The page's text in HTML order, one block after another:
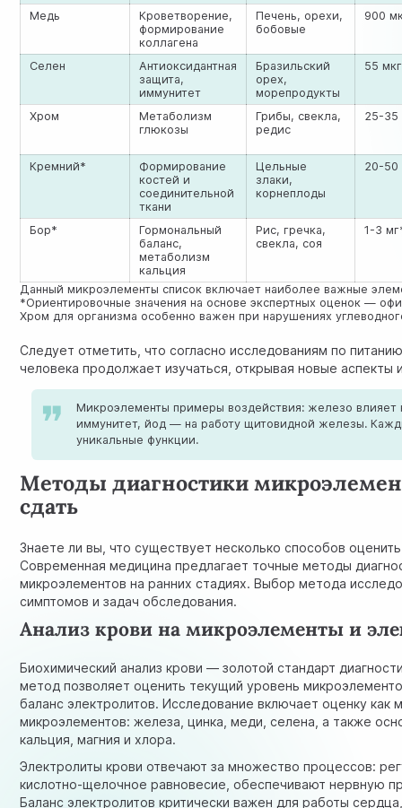
Медь
Кроветворение,
формирование
коллагена
Печень, орехи,
бобовые
900
Селен
Антиоксидантная
защита,
иммунитет
Бразильский
орех,
морепродукты
55 мкг
Хром
Метаболизм
глюкозы
Грибы, свекла,
редис
25-35
Кремний*
Формирование
костей и
соединительной
ткани
Цельные
злаки,
корнеплоды
20-50
Бор*
Гормональный
баланс,
метаболизм
кальция
Рис, гречка,
свекла, соя
1-3
Данный микроэлементы список включает наиболее важные
*Ориентировочные значения на основе экспертных оценок —
Хром для организма особенно важен при нарушениях
Следует отметить, что согласноисследованиям по
человека продолжает изучаться, открывая новые аспекты
Микроэлементы примеры воздействия: железо влияет
иммунитет, йод — на работу щитовидной железы.
уникальные функции.
Методы диагностики
сдать
Знаете ли вы, что существует несколько способов
Современная медицина предлагает точные методы
микроэлементов на ранних стадиях. Выбор метода
симптомов и задач обследования.
Анализ крови на микроэлементы и
Биохимический анализ крови — золотой стандарт
метод позволяет оценить текущий уровень
баланс электролитов. Исследование включает оценку как
микроэлементов: железа, цинка, меди, селена, а также
кальция, магния и хлора.
Электролиты крови отвечают за множество процессов:
кислотно-щелочное равновесие, обеспечивают нервную
Баланс электролитов критически важен для работы